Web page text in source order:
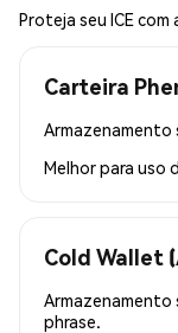
Proteja seu ICE
Carteira
Armazenamento
Melhor para uso
Cold Wallet
Armazenamento
phrase.